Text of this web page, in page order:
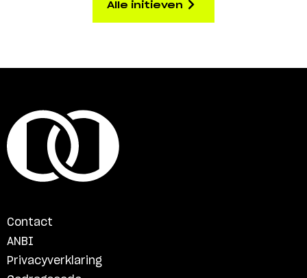
Alle initieven
Contact
ANBI
Privacyverklaring